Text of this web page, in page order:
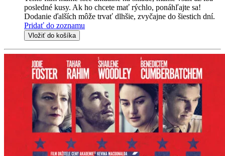
posledné kusy. Ak ho chcete mať rýchlo, ponáhľajte sa!
Dodanie ďalších môže trvať dlhšie, zvyčajne do šiestich dní.
Pridať do zoznamu
Vložiť do košíka